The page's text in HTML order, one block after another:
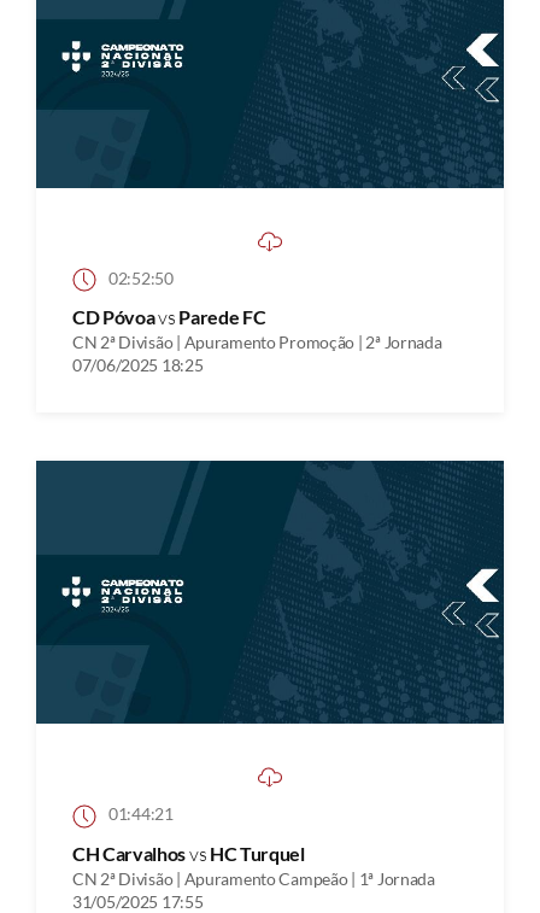
02:52:50
CD Póvoavs Parede FC
CN 2ª Divisão | Apuramento Promoção | 2ª Jornada
07/06/2025 18:25
01:44:21
CH Carvalhosvs HC Turquel
CN 2ª Divisão | Apuramento Campeão | 1ª Jornada
31/05/2025 17:55